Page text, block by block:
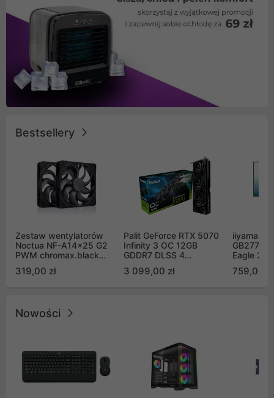
Bestsellery
Zestaw wentylatorów
Noctua NF-A14x25 G2
PWM chromax.black
Push Pull (2szt)
319,00 zł
Palit GeForce RTX 5070
Infinity 3 OC 12GB
GDDR7 DLSS 4
GB2050S)
3 099,00 zł
iiyama G-
Eagle 27"
759,00 zł
Nowości